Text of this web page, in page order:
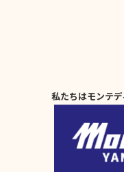
私たちはモンテ